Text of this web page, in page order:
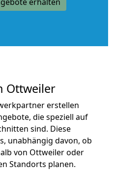
Ottweiler
erstellen
die speziell auf
sind. Diese
unabhängig davon, ob
von Ottweiler oder
Standorts planen.